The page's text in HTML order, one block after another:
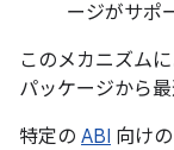
ージがサポ
このメカニズム
パッケージから
特定の ABI 向け